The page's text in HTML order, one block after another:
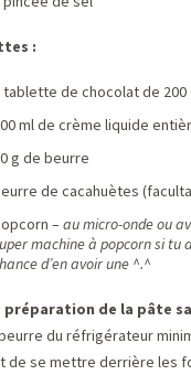
:
tablette de chocolat de 200
ml de crème liquide
g de beurre
de cacahuètes
–au micro-onde ou
machine à popcorn si tu
d’en avoir une ^.^
préparation de la pâte
du réfrigérateur
de se mettre derrière les